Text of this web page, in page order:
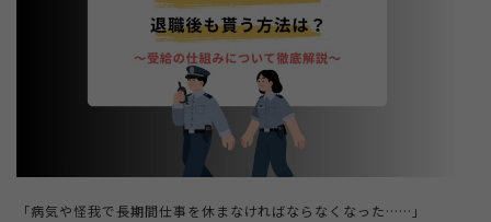
1年以上ご通院を続けている方
法人ご担当者・インフルエンサーの方
もらえる給付金ラボ
「病気や怪我で長期間仕事を休まなければならなくなった……」